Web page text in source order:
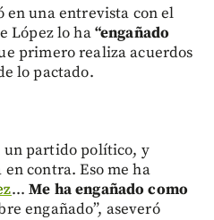
en una entrevista con el
López lo ha“engañado
primero realiza acuerdos
lo pactado.
un partido político, y
contra. Eso me ha
...Me ha engañado como
engañado”, aseveró